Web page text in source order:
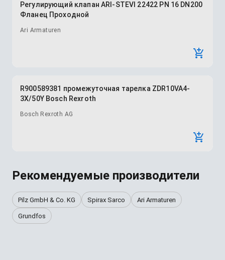
Регулирующий клапан ARI-STEVI 22422 PN 16 DN200
Фланец Проходной
Ari Armaturen
R900589381 промежуточная тарелка ZDR10VA4-
3X/50Y Bosch Rexroth
Bosch Rexroth AG
Рекомендуемые производители
Pilz GmbH & Co. KG Spirax Sarco Ari Armaturen
Grundfos